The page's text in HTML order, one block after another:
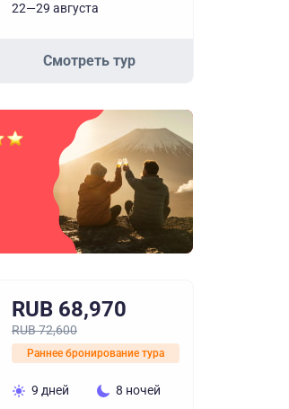
22—29 августа
Смотреть тур
RUB 68,970
RUB 72,600
Раннее бронирование тура
9 дней 8 ночей